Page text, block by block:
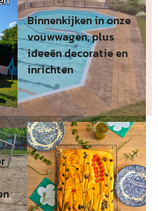
Binnenkijken in onze
vouwwagen, plus
ideeën decoratie en
inrichten